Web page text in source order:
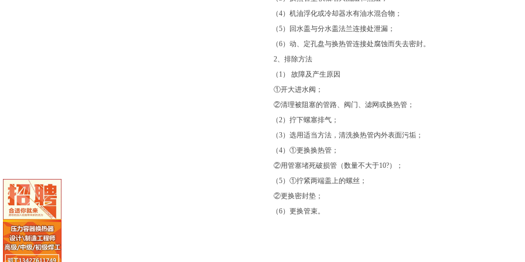
（4）机油浮化或冷却器水有油水混合物；
（5）回水盖与分水盖法兰连接处泄漏；
（6）动、定孔盘与换热管连接处腐蚀而失去密封。
2、排除方法
（1） 故障及产生原因
①开大进水阀；
②清理被阻塞的管路、阀门、滤网或换热管；
（2）拧下螺塞排气；
（3）选用适当方法，清洗换热管内外表面污垢；
（4）①更换换热管；
②用管塞堵死破损管（数量不大于10?）；
（5）①拧紧两端盖上的螺丝；
②更换密封垫；
（6）更换管束。